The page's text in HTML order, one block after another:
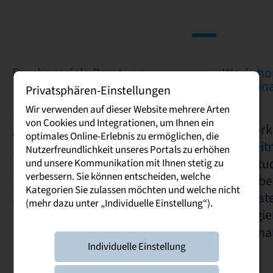
Psychosoziale Beratung
In vertraulichen Gesprächen können
die Dual Studierenden der DHSN über
Stress, Belastungen oder persönliche
Herausforderungen sprechen und für
Ihre aktuelle Situation gemeinsam
neue Perspektiven entwickeln.
Die
und
Dual
Stress
Privatsphären-Einstellungen
Wir verwenden auf dieser Website mehrere Arten
von Cookies und Integrationen, um Ihnen ein
optimales Online-Erlebnis zu ermöglichen, die
Nutzerfreundlichkeit unseres Portals zu erhöhen
und unsere Kommunikation mit Ihnen stetig zu
verbessern. Sie können entscheiden, welche
Kategorien Sie zulassen möchten und welche nicht
(mehr dazu unter „Individuelle Einstellung“).
Individuelle Einstellung